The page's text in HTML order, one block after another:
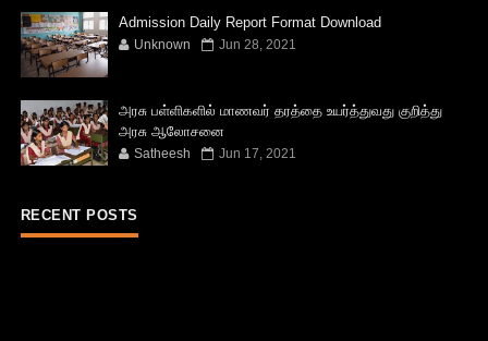
Admission Daily Report Format Download
Unknown Jun 28, 2021
அரசு பள்ளிகளில் மாணவர் தரத்தை உயர்த்துவது குறித்து
அரசு ஆலோசனை
Satheesh Jun 17, 2021
RECENT POSTS